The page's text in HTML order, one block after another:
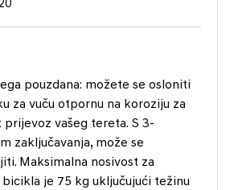
pouzdana: možete se osloniti
za vuču otpornu na koroziju za
vašeg tereta. S 3-
zaključavanja, može se
Maksimalna nosivost za
bicikla je 75 kg uključujući težinu